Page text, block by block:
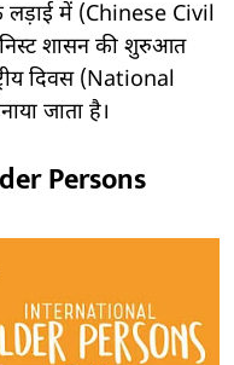
लड़ाई में (Chinese Civil
शासन की शुरुआत
दिवस (National
जाता है।
Persons